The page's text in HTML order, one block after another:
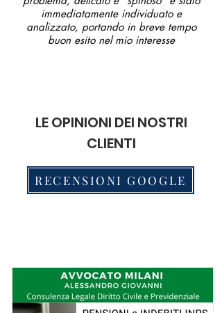
immediatamente individuato e
analizzato, portando in breve tempo
buon esito nel mio interesse
LE OPINIONI DEI NOSTRI
CLIENTI
RECENSIONI GOOGLE